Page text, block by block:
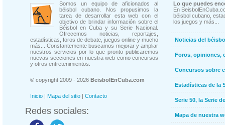
Somos un equipo de aficionados al
béisbol cubano. Nos propusimos la
tarea de desarrollar esta web con el
objetivo de brindar información sobre el
Béisbol en Cuba y su Serie Nacional.
Ofrecemos noticias, reportajes,
estadísticas, foros de debate, juegos online y mucho
más... Constantemente buscamos mejorar y ampliar
nuestros servicios por lo que pronto publicaremos
nuevas secciones en nuestra web como concursos
y otros entretenimientos.
© copyright 2009 - 2026 BeisbolEnCuba.com
Inicio | Mapa del sitio | Contacto
Redes sociales:
Lo que puedes
En
béisbol cubano,
los juegos y más...
Noticias del
Foros, opiniones,
Concursos sobre
Estadísticas de la
Serie 50, la Serie
Mapa de nuestra